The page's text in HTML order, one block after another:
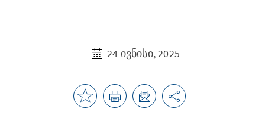
24 ივნისი, 2025